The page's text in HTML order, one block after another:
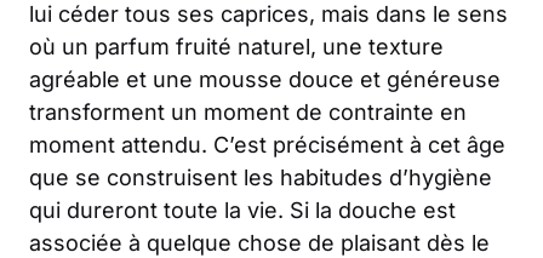
lui céder tous ses caprices, mais dans le sens
où un parfum fruité naturel, une texture
agréable et une mousse douce et généreuse
transforment un moment de contrainte en
moment attendu. C’est précisément à cet âge
que se construisent les habitudes d’hygiène
qui dureront toute la vie. Si la douche est
associée à quelque chose de plaisant dès le